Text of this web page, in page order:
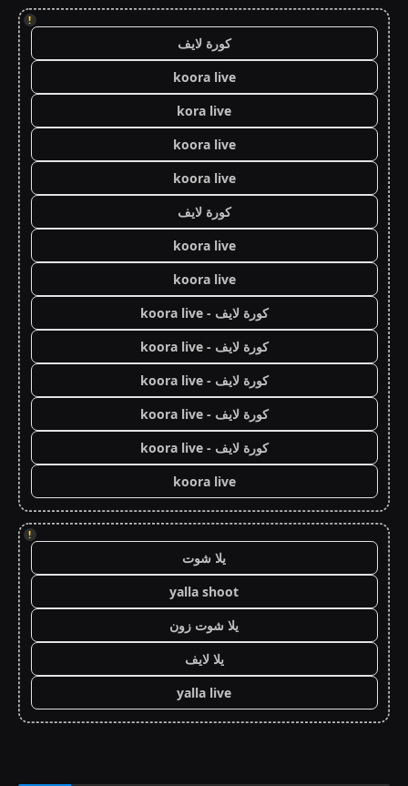
!
كورة لايف
koora live
kora live
koora live
koora live
كورة لايف
koora live
koora live
كورة لايف - koora live
كورة لايف - koora live
كورة لايف - koora live
كورة لايف - koora live
كورة لايف - koora live
koora live
!
يلا شوت
yalla shoot
يلا شوت زون
يلا لايف
yalla live